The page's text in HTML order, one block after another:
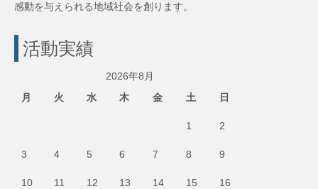
感動を与えられる地域社会を創ります。
活動実績
2026年8月
月
火 水 木 金 土 日
1 2
3 4 5 6 7 8 9
10 11 12 13 14 15 16